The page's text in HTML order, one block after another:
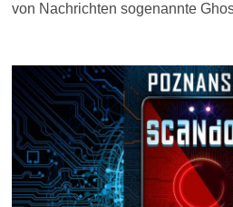
von Nachrichten sogenannte